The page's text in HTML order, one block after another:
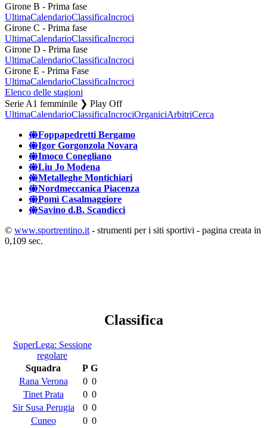
Girone B - Prima fase
UltimaCalendarioClassificaIncroci
Girone C - Prima fase
UltimaCalendarioClassificaIncroci
Girone D - Prima fase
UltimaCalendarioClassificaIncroci
Girone E - Prima Fase
UltimaCalendarioClassificaIncroci
Elenco delle stagioni
Serie A1 femminile ❯ Play Off
UltimaCalendarioClassificaIncrociOrganiciArbitriCerca
Foppapedretti Bergamo
Igor Gorgonzola Novara
Imoco Conegliano
Liu Jo Modena
Metalleghe Montichiari
Nordmeccanica Piacenza
Pomì Casalmaggiore
Savino d.B. Scandicci
© www.sportrentino.it - strumenti per i siti sportivi - pagina creata in
0,109 sec.
Classifica
SuperLega: Sessione
regolare
Squadra
P G
Rana Verona
0 0
Tinet Prata
0 0
Sir Susa Perugia
0 0
Cuneo
0 0